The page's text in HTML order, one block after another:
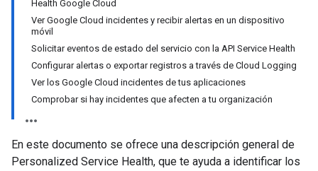
Health Google Cloud
Ver Google Cloud incidentes y recibir alertas en un dispositivo
móvil
Solicitar eventos de estado del servicio con la API Service Health
Configurar alertas o exportar registros a través de Cloud Logging
Ver los Google Cloud incidentes de tus aplicaciones
Comprobar si hay incidentes que afecten a tu organización
En este documento se ofrece una descripción general de
Personalized Service Health, que te ayuda a identificar los